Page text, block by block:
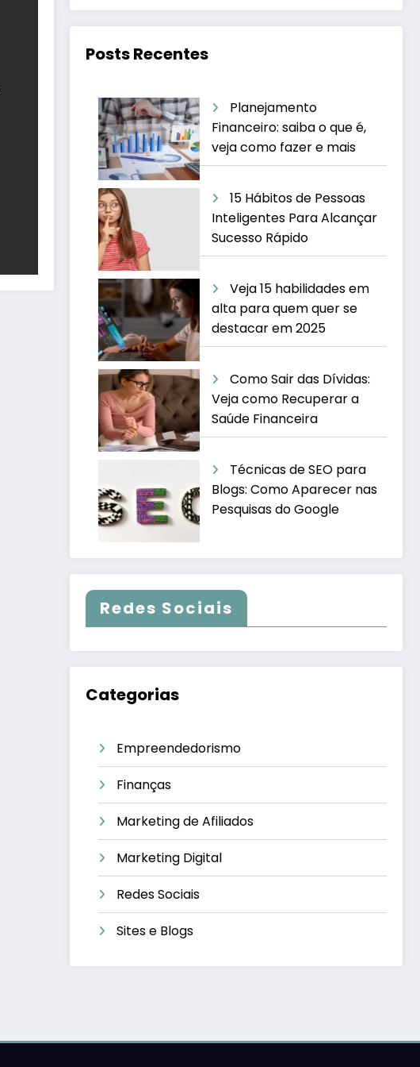
Posts Recentes
Planejamento
Financeiro: saiba o que é,
veja como fazer e mais
15 Hábitos de Pessoas
Inteligentes Para Alcançar
Sucesso Rápido
Veja 15 habilidades em
alta para quem quer se
destacar em 2025
Como Sair das Dívidas:
Veja como Recuperar a
Saúde Financeira
Técnicas de SEO para
Blogs: Como Aparecer nas
Pesquisas do Google
Redes Sociais
Categorias
Empreendedorismo
Finanças
Marketing de Afiliados
Marketing Digital
Redes Sociais
Sites e Blogs